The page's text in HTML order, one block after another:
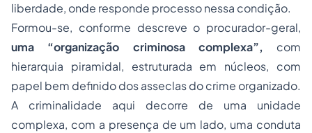
liberdade, onde responde processo nessa condição.
Formou-se, conforme descreve o procurador-geral,
uma “organização criminosa complexa”, com
hierarquia piramidal, estruturada em núcleos, com
papel bem definido dos asseclas do crime organizado.
A criminalidade aqui decorre de uma unidade
complexa, com a presença de um lado, uma conduta